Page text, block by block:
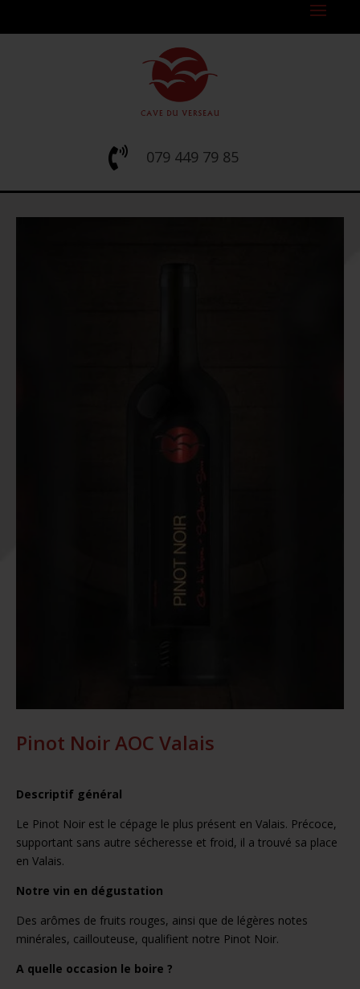
 079 449 79 85
Pinot Noir AOC Valais
Descriptif général
Le Pinot Noir est le cépage le plus présent en Valais. Précoce,
supportant sans autre sécheresse et froid, il a trouvé sa place
en Valais.
Notre vin en dégustation
Des arômes de fruits rouges, ainsi que de légères notes
minérales, caillouteuse, qualifient notre Pinot Noir.
A quelle occasion le boire ?